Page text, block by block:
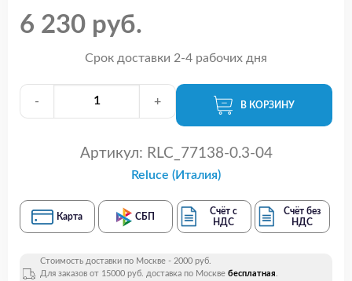
6 230 руб.
Срок доставки 2-4 рабочих дня
- + В КОРЗИНУ
Артикул: RLC_77138-0.3-04
Reluce (Италия)
Карта СБП
Счёт с
НДС
Счёт без
НДС
Стоимость доставки по Москве - 2000 руб.
Для заказов от 15000 руб. доставка по Москве бесплатная.